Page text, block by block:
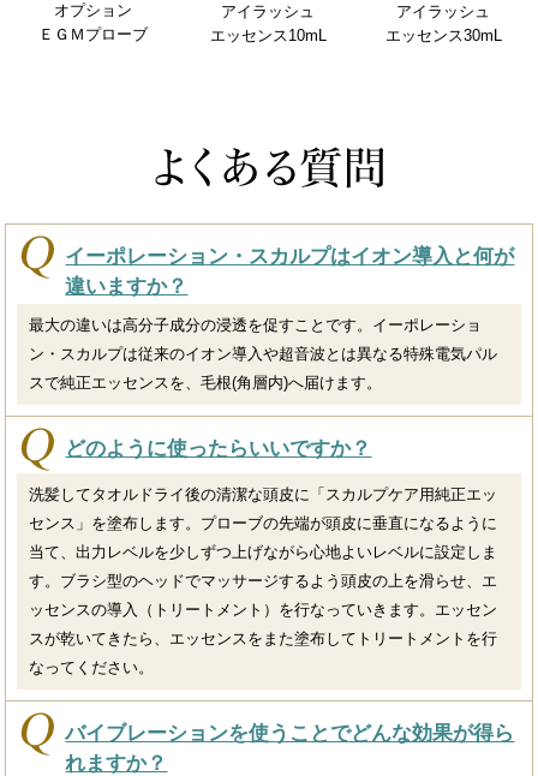
オプション
ＥＧＭプローブ
アイラッシュ
エッセンス10mL
アイラッシュ
エッセンス30mL
イーポレーション・スカルプはイオン導入と何が
違いますか？
最大の違いは高分子成分の浸透を促すことです。イーポレーショ
ン・スカルプは従来のイオン導入や超音波とは異なる特殊電気パル
スで純正エッセンスを、毛根(角層内)へ届けます。
どのように使ったらいいですか？
洗髪してタオルドライ後の清潔な頭皮に「スカルプケア用純正エッ
センス」を塗布します。プローブの先端が頭皮に垂直になるように
当て、出力レベルを少しずつ上げながら心地よいレベルに設定しま
す。ブラシ型のヘッドでマッサージするよう頭皮の上を滑らせ、エ
ッセンスの導入（トリートメント）を行なっていきます。エッセン
スが乾いてきたら、エッセンスをまた塗布してトリートメントを行
なってください。
バイブレーションを使うことでどんな効果が得ら
れますか？